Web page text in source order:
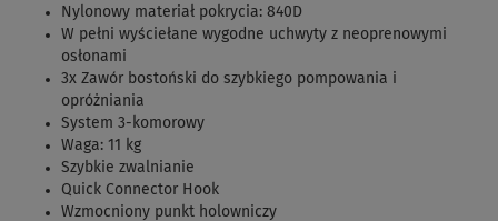
Nylonowy materiał pokrycia: 840D
W pełni wyściełane wygodne uchwyty z neoprenowymi
osłonami
3x Zawór bostoński do szybkiego pompowania i
opróżniania
System 3-komorowy
Waga: 11 kg
Szybkie zwalnianie
Quick Connector Hook
Wzmocniony punkt holowniczy